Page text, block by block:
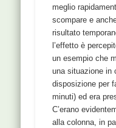
meglio
scompare e
risultato
l’effetto è
un esempio che
una situazione in
disposizione per
minuti) ed era
C’erano
alla colonna, in